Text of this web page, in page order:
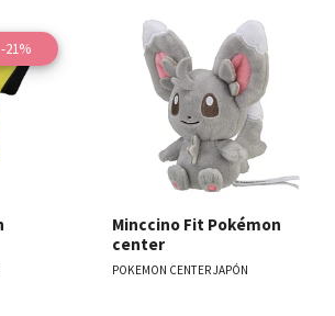
-21%
Minccino Fit Pokémon
center
POKEMON CENTER JAPÓN